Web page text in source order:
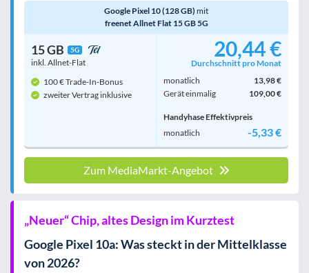
Google Pixel 10 (128 GB) mit
freenet Allnet Flat 15 GB 5G
15 GB 5G
inkl. Allnet-Flat
100 € Trade-In-Bonus
zweiter Vertrag inklusive
20,44 €
Durchschnitt pro Monat
monatlich
13,98 €
Gerät einmalig
109,00 €
Handyhase Effektivpreis
monatlich
-5,33 €
Zum MediaMarkt-Angebot
„Neuer“ Chip, altes Design im Kurztest
Google Pixel 10a: Was steckt in der Mittelklasse
von 2026?